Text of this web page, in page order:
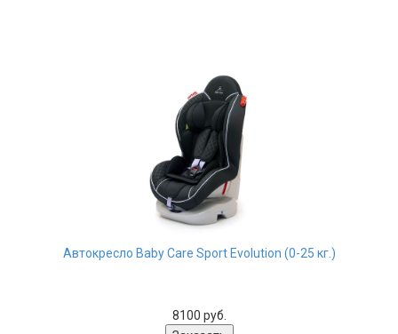
Автокресло Baby Care Sport Evolution (0-25 кг.)
8100 руб.